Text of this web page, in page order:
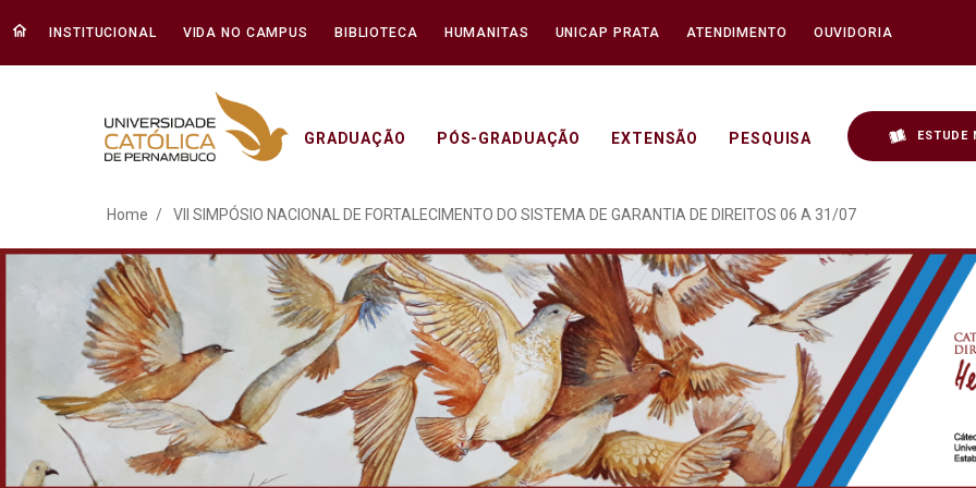
INSTITUCIONAL VIDA NO CAMPUS BIBLIOTECA HUMANITAS UNICAP PRATA ATENDIMENTO OUVIDORIA
GRADUAÇÃO PÓS-GRADUAÇÃO EXTENSÃO PESQUISA ESTUDE
VII SIMPÓSIO NACIONAL DE
Home VII SIMPÓSIO NACIONAL DE FORTALECIMENTO DO SISTEMA DE GARANTIA DE DIREITOS 06 A 31/07